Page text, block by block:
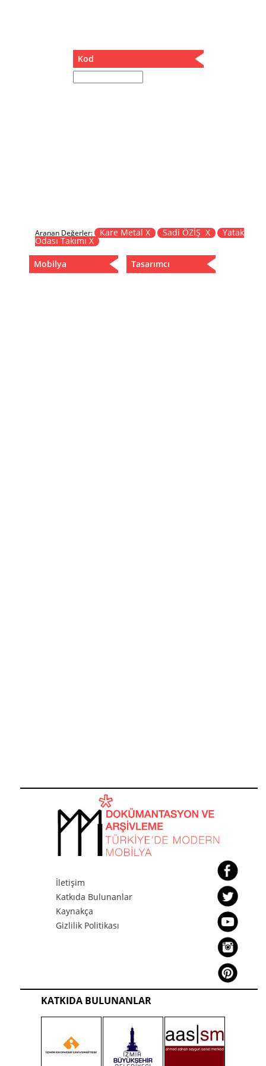
Separatör
Zigon
Kod
Aranan Değerler: Kare Metal X Sadi ÖZİŞ X Yatak
Odası Takımı X
Mobilya Tasarımcı
İletişim
Katkıda Bulunanlar
Kaynakça
Gizlilik Politikası
KATKIDA BULUNANLAR